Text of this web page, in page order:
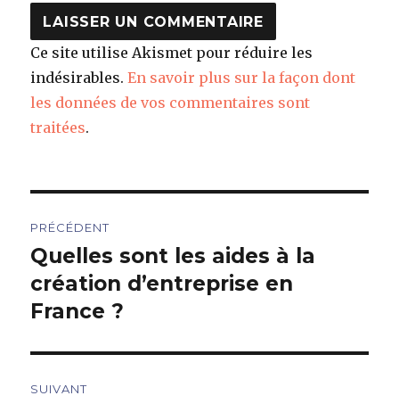
Ce site utilise Akismet pour réduire les
indésirables.En savoir plus sur la façon dont
les données de vos commentaires sont
traitées.
de
l’article
PRÉCÉDENT
Article
précédent :
Quelles sont les aides à la
création d’entreprise en
France ?
SUIVANT